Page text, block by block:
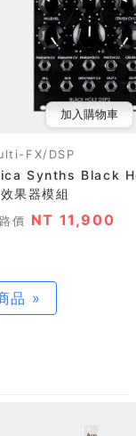
加入購物車
FX/DSP
Synths Black
果器模組
價 NT 11,900
品 »